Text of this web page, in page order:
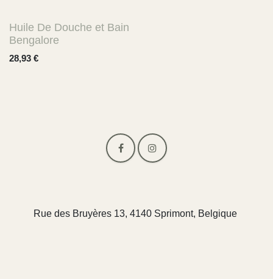
Huile De Douche et Bain
Bengalore
28,93€